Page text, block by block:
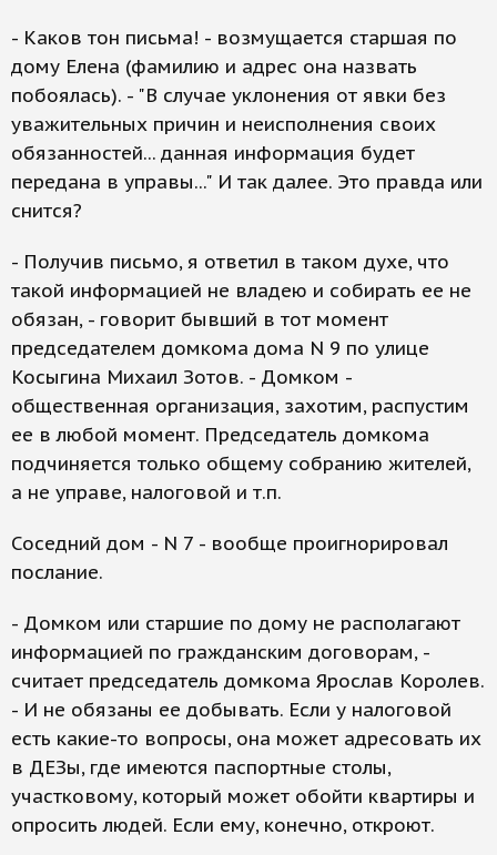
- Каков тон письма! - возмущается старшая по
дому Елена (фамилию и адрес она назвать
побоялась). - "В случае уклонения от явки без
уважительных причин и неисполнения своих
обязанностей... данная информация будет
передана в управы..." И так далее. Это правда или
снится?
- Получив письмо, я ответил в таком духе, что
такой информацией не владею и собирать ее не
обязан, - говорит бывший в тот момент
председателем домкома дома N 9 по улице
Косыгина Михаил Зотов. - Домком -
общественная организация, захотим, распустим
ее в любой момент. Председатель домкома
подчиняется только общему собранию жителей,
а не управе, налоговой и т.п.
Соседний дом - N 7 - вообще проигнорировал
послание.
- Домком или старшие по дому не располагают
информацией по гражданским договорам, -
считает председатель домкома Ярослав Королев.
- И не обязаны ее добывать. Если у налоговой
есть какие-то вопросы, она может адресовать их
в ДЕЗы, где имеются паспортные столы,
участковому, который может обойти квартиры и
опросить людей. Если ему, конечно, откроют.